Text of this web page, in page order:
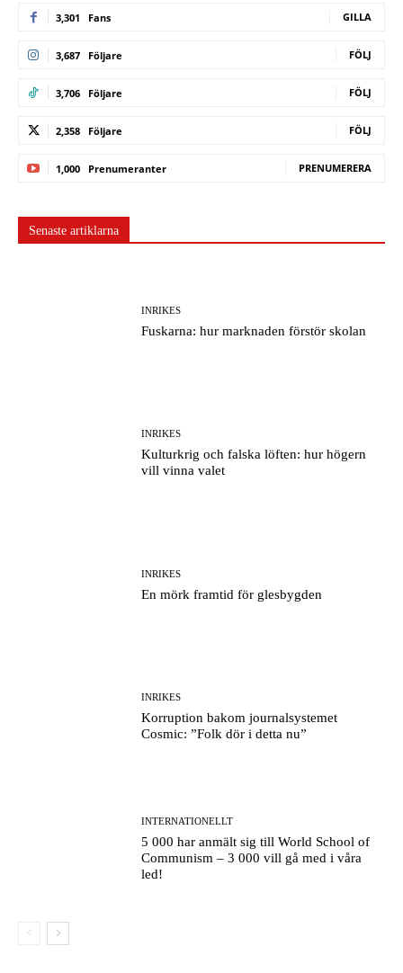
3,301 Fans GILLA
3,687 Följare FÖLJ
3,706 Följare FÖLJ
2,358 Följare FÖLJ
1,000 Prenumeranter PRENUMERERA
Senaste artiklarna
INRIKES
Fuskarna: hur marknaden förstör skolan
INRIKES
Kulturkrig och falska löften: hur högern
vill vinna valet
INRIKES
En mörk framtid för glesbygden
INRIKES
Korruption bakom journalsystemet
Cosmic: ”Folk dör i detta nu”
INTERNATIONELLT
5 000 har anmält sig till World School of
Communism – 3 000 vill gå med i våra
led!